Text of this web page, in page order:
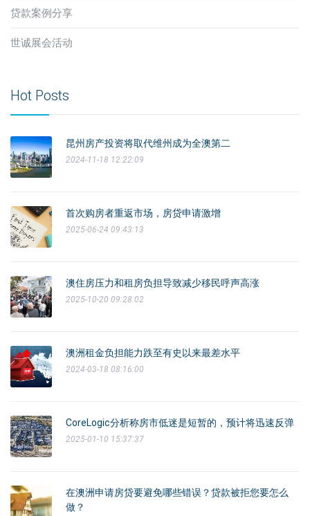
贷款案例分享
世诚展会活动
Hot Posts
昆州房产投资将取代维州成为全澳第二
2024-11-18 12:22:09
首次购房者重返市场，房贷申请激增
2025-06-24 09:43:13
澳住房压力和租房负担导致减少移民呼声高涨
2025-10-20 09:28:02
澳洲租金负担能力跌至有史以来最差水平
2024-03-18 08:16:00
CoreLogic分析称房市低迷是短暂的，预计将迅速反弹
2025-01-10 15:37:37
在澳洲申请房贷要避免哪些错误？贷款被拒您要怎么
做？